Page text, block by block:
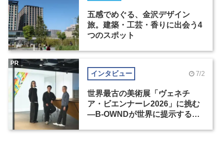
五感でめぐる、金沢デザイン
旅。建築・工芸・香りに出会う4
つのスポット
インタビュー 7/2
世界最古の美術展「ヴェネチ
ア・ビエンナーレ2026」に挑む
―B-OWNDが世界に提示する美
PR